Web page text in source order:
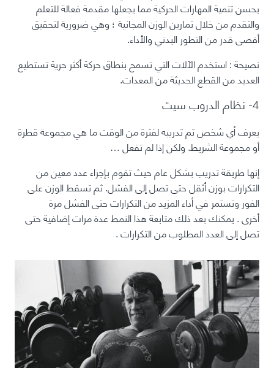
يحسن تنمية المهارات الحركيةمما يجعلها مقدمة فعالة للتعلم
والتقدم من خلال تمارين الوزن المجانية ؛ وهي ضرورية لتحقيق
أقصى قدر من التطور البدني والأداء.
نصيحة: استخدم الآلات التي تسمح بنطاق حركة أكثر حرية تستطيع
العديد من القطع الحديثة من المعدات.
4- نظام الدروب سيت
يعرف أي شخص تم تدريبه لفترة من الوقت ما هي مجموعة قطرة
أو مجموعة الشريط. ولكن إذا لم تفعل …
إنها طريقة تدريب بشكل عام حيث تقوم بإجراء عدد معين من
التكرارات بوزن أثقل حتى تصل إلى الفشل. ثم تسقط الوزن على
الفور وتستمر في أداء المزيد من التكرارات حتى الفشل مرة
أخرى.يمكنك بعد ذلك متابعة هذا النمط عدة مرات إضافية حتى
تصل إلى العدد المطلوب من التكرارات.